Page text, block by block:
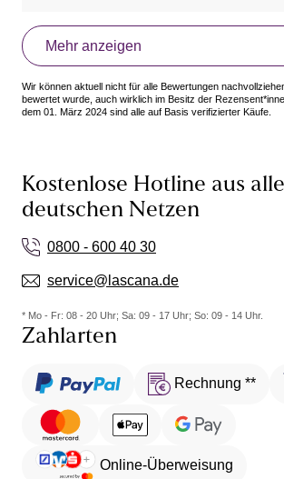
Mehr anzeigen
Wir können aktuell nicht für alle Bewertungen
bewertet wurde, auch wirklich im Besitz der
dem 01. März 2024 sind alle auf Basis verifizierter Käufe.
Kostenlose Hotline aus
deutschen Netzen
0800 - 600 40 30
service@lascana.de
* Mo - Fr: 08 - 20 Uhr; Sa: 09 - 17 Uhr; So: 09 - 14 Uhr.
Zahlarten
Rechnung **
Online-Überweisung